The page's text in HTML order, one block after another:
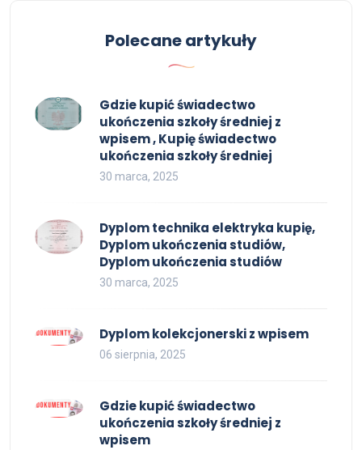
Polecane artykuły
Gdzie kupić świadectwo
ukończenia szkoły średniej z
wpisem , Kupię świadectwo
ukończenia szkoły średniej
30 marca, 2025
Dyplom technika elektryka kupię,
Dyplom ukończenia studiów,
Dyplom ukończenia studiów
30 marca, 2025
Dyplom kolekcjonerski z wpisem
06 sierpnia, 2025
Gdzie kupić świadectwo
ukończenia szkoły średniej z
wpisem